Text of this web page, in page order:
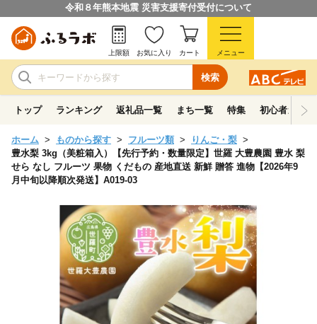
令和８年熊本地震 災害支援寄付受付について
検索
上限額 お気に入り カート メニュー
トップ ランキング 返礼品一覧 まち一覧 特集 初心者ガイド
ホーム ものから探す フルーツ類
りんご・梨
豊水梨 3kg（美粧箱入）【先行予約・数量限定】世羅 大豊農園 豊水 梨
せら なし フルーツ 果物 くだもの 産地直送 新鮮 贈答 進物【2026年9
月中旬以降順次発送】A019-03